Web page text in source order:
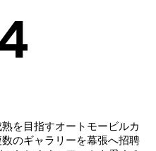
を目指すオートモービルカ
のギャラリーを幕張へ招聘